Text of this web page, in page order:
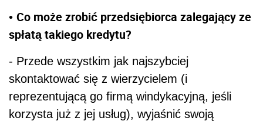
• Co może zrobić przedsiębiorca zalegający ze
spłatą takiego kredytu?
- Przede wszystkim jak najszybciej
skontaktować się z wierzycielem (i
reprezentującą go firmą windykacyjną, jeśli
korzysta już z jej usług), wyjaśnić swoją